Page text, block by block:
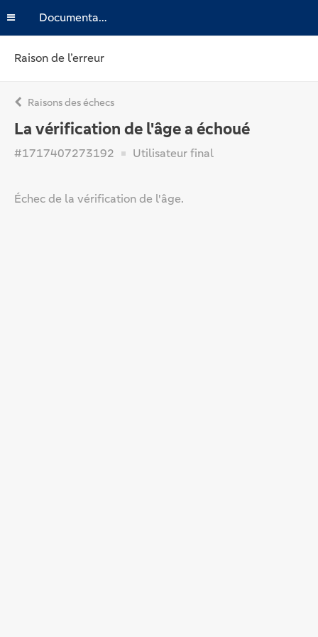
Documentation
Raison de l’erreur
Raisons des échecs
La vérification de l'âge a échoué
#1717407273192 Utilisateur final
Échec de la vérification de l'âge.